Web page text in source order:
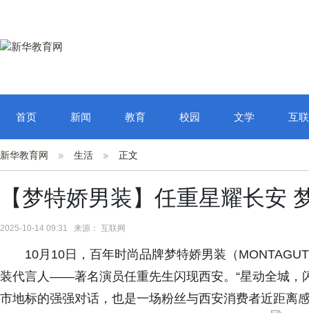
首页 新闻 教育 校园 文学 互
新华教育网 生活 正文
【梦特娇男装】任重星耀长安
2025-10-14 09:31 来源： 互联网
10月10日，百年时尚品牌梦特娇男装（
装代言人——著名演员任重先生闪现西安。“星动全城，
市地标的强强对话，也是一场粉丝与西安消费者近距离